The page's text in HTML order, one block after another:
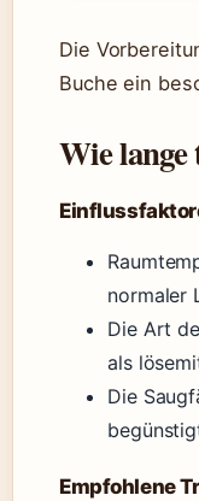
Die
Buche ein
Wie
normaler
Die Art
als
Die
Empfohlene